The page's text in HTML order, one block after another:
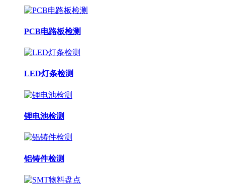
PCB电路板检测
LED灯条检测
锂电池检测
铝铸件检测